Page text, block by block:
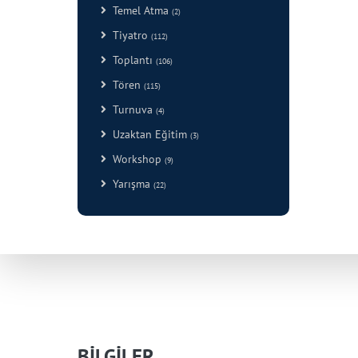
Temel Atma (2)
Tiyatro (112)
Toplantı (106)
Tören (115)
Turnuva (4)
Uzaktan Eğitim (3)
Workshop (9)
Yarışma (22)